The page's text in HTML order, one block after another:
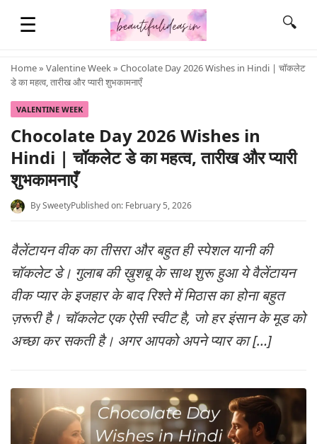
☰
QUOTES
LIFESTYLE
CONTACT NAME IDEAS
MORE
🔍
Home» Valentine Week» Chocolate Day 2026 Wishes in Hindi | चॉकलेट
डे का महत्व, तारीख और प्यारी शुभकामनाएँ
VALENTINE WEEK
Chocolate Day 2026 Wishes in
Hindi | चॉकलेट डे का महत्व, तारीख और प्यारी
शुभकामनाएँ
BySweetyPublished on: February 5, 2026
वैलेंटायन वीक का तीसरा और बहुत ही स्पेशल यानी की
चॉकलेट डे। गुलाब की ख़ुशबू के साथ शुरू हुआ ये वैलेंटायन
वीक प्यार के इजहार के बाद रिश्ते में मिठास का होना बहुत
ज़रूरी है। चॉकलेट एक ऐसी स्वीट है, जो हर इंसान के मूड को
अच्छा कर सकती है। अगर आपको अपने प्यार का […]